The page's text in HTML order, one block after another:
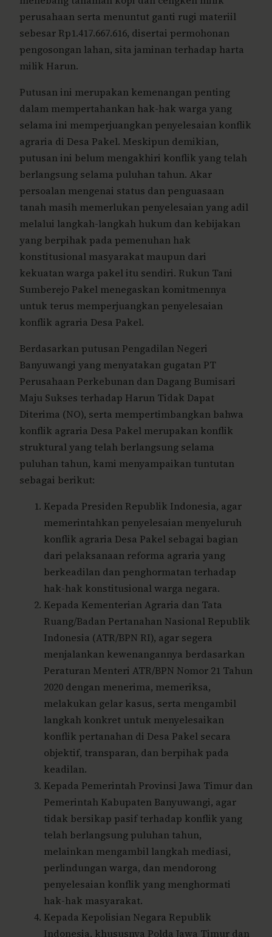
perusahaan serta menuntut ganti rugi materiil
sebesar Rp1.417.667.616, disertai permohonan
pengosongan lahan, sita jaminan terhadap harta
milik Harun.
Putusan ini merupakan kemenangan penting
dalam mempertahankan hak-hak warga yang
selama ini memperjuangkan penyelesaian konflik
agraria di Desa Pakel. Meskipun demikian,
putusan ini belum mengakhiri konflik yang telah
berlangsung selama puluhan tahun. Akar
persoalan mengenai status dan penguasaan
tanah masih memerlukan penyelesaian yang adil
melalui langkah-langkah hukum dan kebijakan
yang berpihak pada pemenuhan hak
konstitusional masyarakat maupun dari
kekuatan warga pakel itu sendiri. Rukun Tani
Sumberejo Pakel menegaskan komitmennya
untuk terus memperjuangkan penyelesaian
konflik agraria Desa Pakel.
Berdasarkan putusan Pengadilan Negeri
Banyuwangi yang menyatakan gugatan PT
Perusahaan Perkebunan dan Dagang Bumisari
Maju Sukses terhadap Harun Tidak Dapat
Diterima (NO), serta mempertimbangkan bahwa
konflik agraria Desa Pakel merupakan konflik
struktural yang telah berlangsung selama
puluhan tahun, kami menyampaikan tuntutan
sebagai berikut:
Kepada Presiden Republik Indonesia, agar
memerintahkan penyelesaian menyeluruh
konflik agraria Desa Pakel sebagai bagian
dari pelaksanaan reforma agraria yang
berkeadilan dan penghormatan terhadap
hak-hak konstitusional warga negara.
Kepada Kementerian Agraria dan Tata
Ruang/Badan Pertanahan Nasional Republik
Indonesia (ATR/BPN RI), agar segera
menjalankan kewenangannya berdasarkan
Peraturan Menteri ATR/BPN Nomor 21 Tahun
2020 dengan menerima, memeriksa,
melakukan gelar kasus, serta mengambil
langkah konkret untuk menyelesaikan
konflik pertanahan di Desa Pakel secara
objektif, transparan, dan berpihak pada
keadilan.
Kepada Pemerintah Provinsi Jawa Timur dan
Pemerintah Kabupaten Banyuwangi, agar
tidak bersikap pasif terhadap konflik yang
telah berlangsung puluhan tahun,
melainkan mengambil langkah mediasi,
perlindungan warga, dan mendorong
penyelesaian konflik yang menghormati
hak-hak masyarakat.
Kepada Kepolisian Negara Republik
Indonesia, khususnya Polda Jawa Timur dan